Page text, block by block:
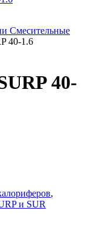
Смесительные
40-1.6
40-
,
и SUR